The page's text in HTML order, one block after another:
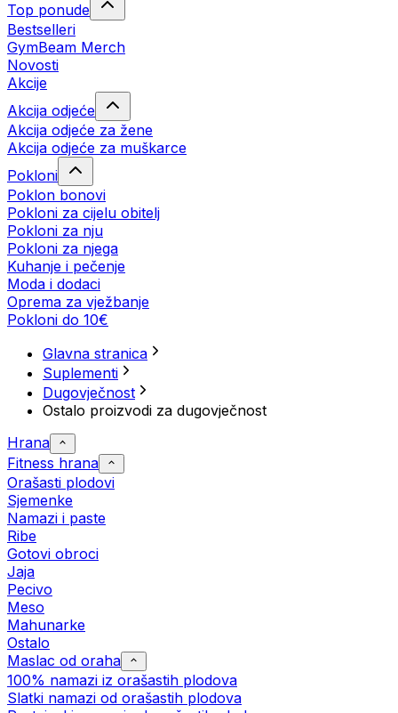
Top ponude
Bestselleri
GymBeam Merch
Novosti
Akcije
Akcija odjeće
Akcija odjeće za žene
Akcija odjeće za muškarce
Pokloni
Poklon bonovi
Pokloni za cijelu obitelj
Pokloni za nju
Pokloni za njega
Kuhanje i pečenje
Moda i dodaci
Oprema za vježbanje
Pokloni do 10€
Glavna stranica
Suplementi
Dugovječnost
Ostalo proizvodi za dugovječnost
Hrana
Fitness hrana
Orašasti plodovi
Sjemenke
Namazi i paste
Ribe
Gotovi obroci
Jaja
Pecivo
Meso
Mahunarke
Ostalo
Maslac od oraha
100% namazi iz orašastih plodova
Slatki namazi od orašastih plodova